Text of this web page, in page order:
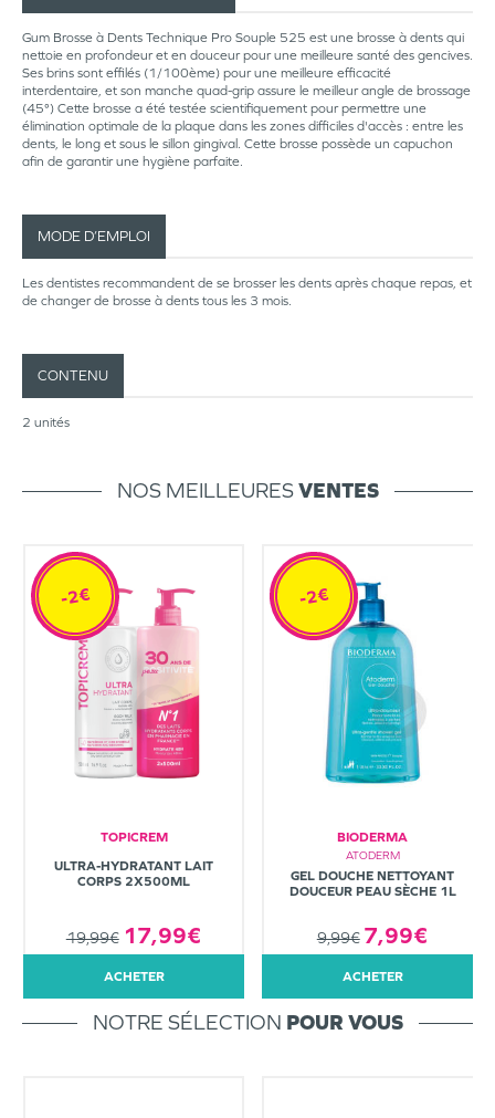
Gum Brosse à Dents Technique Pro Souple 525 est une brosse à dents qui
nettoie en profondeur et en douceur pour une meilleure santé des gencives.
Ses brins sont effilés (1/100ème) pour une meilleure efficacité
interdentaire, et son manche quad-grip assure le meilleur angle de brossage
(45°) Cette brosse a été testée scientifiquement pour permettre une
élimination optimale de la plaque dans les zones difficiles d'accès : entre les
dents, le long et sous le sillon gingival. Cette brosse possède un capuchon
afin de garantir une hygiène parfaite.
MODE D’EMPLOI
Les dentistes recommandent de se brosser les dents après chaque repas, et
de changer de brosse à dents tous les 3 mois.
CONTENU
2 unités
NOS MEILLEURESVENTES
TOPICREM
ULTRA-HYDRATANT LAIT
CORPS 2X500ML
19,99€ 17,99€
-2€
ACHETER
BIODERMA
ATODERM
GEL DOUCHE NETTOYANT
DOUCEUR PEAU SÈCHE 1L
9,99€ 7,99€
-2€
ACHETER
NOTRE SÉLECTION POUR VOUS